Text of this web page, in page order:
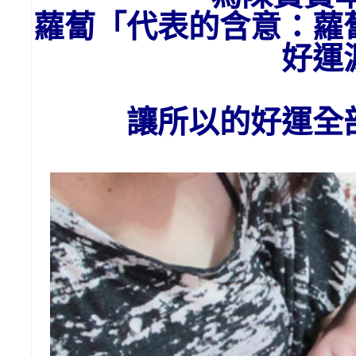
蘿蔔「代表的含意： 蘿
好運
讓所以的好運全